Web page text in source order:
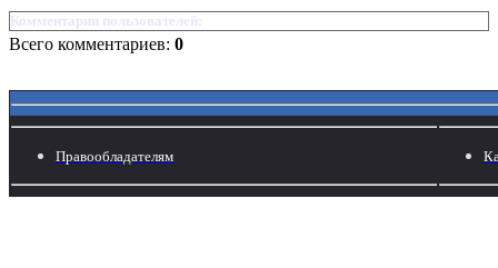
Комментарии пользователей:
Всего комментариев: 0
Правообладателям